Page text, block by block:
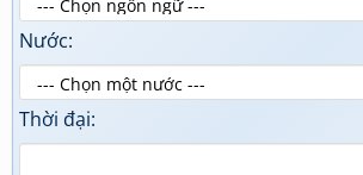
Nước:
Thời đại: